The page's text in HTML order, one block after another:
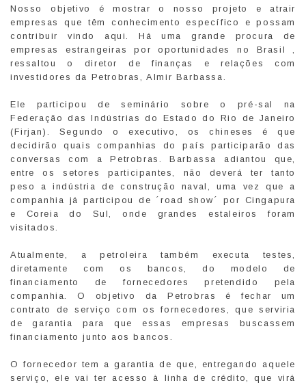
Nosso objetivo é mostrar o nosso projeto e atrair
empresas que têm conhecimento específico e possam
contribuir vindo aqui. Há uma grande procura de
empresas estrangeiras por oportunidades no Brasil ,
ressaltou o diretor de finanças e relações com
investidores da Petrobras, Almir Barbassa.
Ele participou de seminário sobre o pré-sal na
Federação das Indústrias do Estado do Rio de Janeiro
(Firjan). Segundo o executivo, os chineses é que
decidirão quais companhias do país participarão das
conversas com a Petrobras. Barbassa adiantou que,
entre os setores participantes, não deverá ter tanto
peso a indústria de construção naval, uma vez que a
companhia já participou de ´road show´ por Cingapura
e Coreia do Sul, onde grandes estaleiros foram
visitados.
Atualmente, a petroleira também executa testes,
diretamente com os bancos, do modelo de
financiamento de fornecedores pretendido pela
companhia. O objetivo da Petrobras é fechar um
contrato de serviço com os fornecedores, que serviria
de garantia para que essas empresas buscassem
financiamento junto aos bancos.
O fornecedor tem a garantia de que, entregando aquele
serviço, ele vai ter acesso à linha de crédito, que virá